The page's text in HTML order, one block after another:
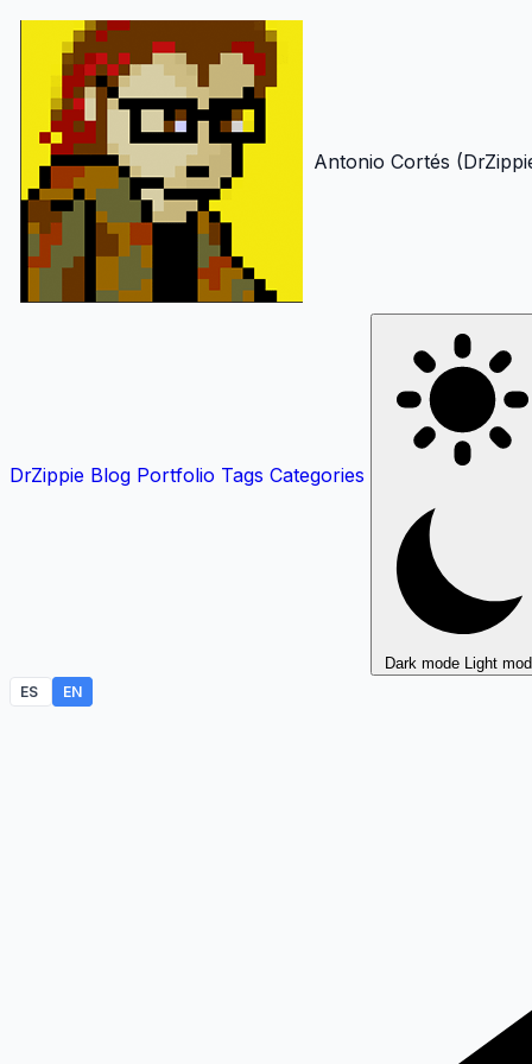
Antonio Cortés
DrZippie Blog Portfolio Tags Categories
Dark mode Light
ES
EN